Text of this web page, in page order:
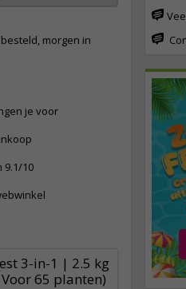
morgen in
je voor
9.1/10
3-in-1 | 2.5 kg
65 planten)